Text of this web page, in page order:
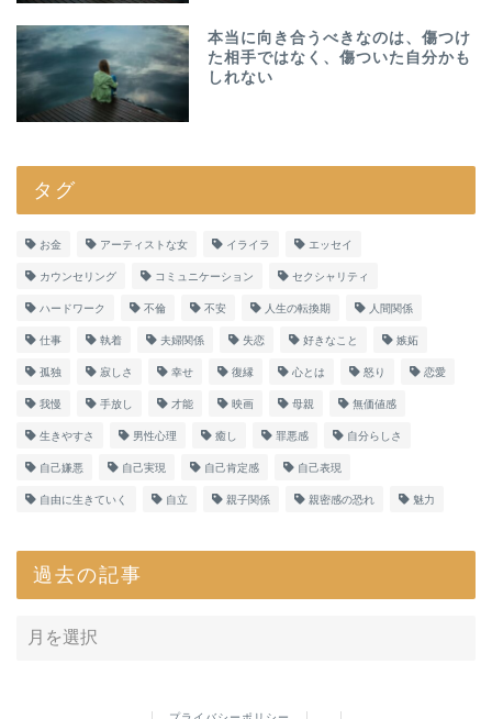
本当に向き合うべきなのは、傷つけ
た相手ではなく、傷ついた自分かも
しれない
タグ
お金 アーティストな女 イライラ エッセイ
カウンセリング コミュニケーション セクシャリティ
ハードワーク 不倫 不安 人生の転換期 人間関係
仕事 執着 夫婦関係 失恋 好きなこと 嫉妬
孤独 寂しさ 幸せ 復縁 心とは 怒り 恋愛
我慢 手放し 才能 映画 母親 無価値感
生きやすさ 男性心理 癒し 罪悪感 自分らしさ
自己嫌悪 自己実現 自己肯定感 自己表現
自由に生きていく 自立 親子関係 親密感の恐れ 魅力
過去の記事